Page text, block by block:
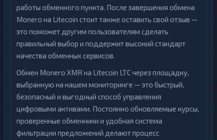
работы обменного пункта. После завершения обмена
Monero на Litecoin стоит также оставить свой отзыв —
это поможет другим пользователям сделать
правильный выбор и поддержит высокий стандарт
качества обменных сервисов.
Обмен Monero XMR на Litecoin LTC через площадку,
выбранную на нашем мониторинге — это быстрый,
безопасный и выгодный способ управления
цифровыми активами. Постоянно обновляемые курсы,
проверенные обменники и удобная система
фильтрации предложений делают процесс